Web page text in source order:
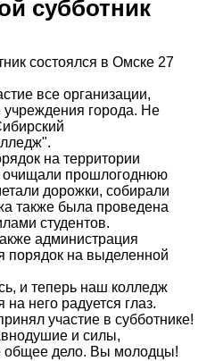
субботник
состоялся в Омске 27
все организации,
города. Не
на территории
очищали прошлогоднюю
дорожки, собирали
также была проведена
студентов.
администрация
порядок на выделенной
и теперь наш колледж
на него радуется глаз.
участие в субботнике!
и силы,
дело. Вы молодцы!